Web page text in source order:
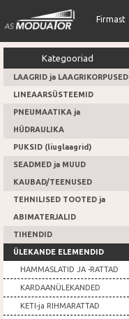
Firmast
Kategooriad
LAAGRID ja LAAGRIKORPUSED
LINEAARSÜSTEEMID
PNEUMAATIKA ja
HÜDRAULIKA
PUKSID (liuglaagrid)
SEADMED ja MUUD
KAUBAD/TEENUSED
TEHNILISED TOOTED ja
ABIMATERJALID
TIHENDID
ÜLEKANDE ELEMENDID
HAMMASLATID JA -RATTAD
KARDAANÜLEKANDED
KETI-ja RIHMARATTAD